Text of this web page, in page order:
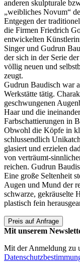
anderen skulpturale
„weibliches Novum“
Entgegen der
die Firmen Friedrich
entwickelten
Singer und Gudrun
der sich in der Serie
völlig neuen und
zeugt.
Gudrun Baudisch war
Werkstätte tätig.
geschwungenen
Haar und die
Farbschattierungen in
Obwohl die Köpfe in
schlussendlich
glasiert und erzielen
von verträumt-
reichen. Gudrun
Eine große Seltenheit
Augen und Mund der
schwarze, gekräuselte
plastisch fein
Preis auf Anfrage
Mit unserem
Mit der Anmeldung zu